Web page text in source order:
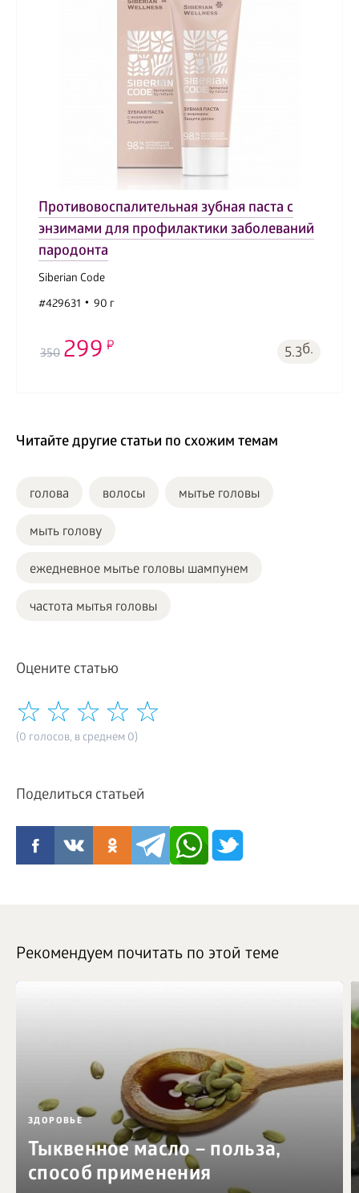
Противовоспалительная зубная паста с
энзимами для профилактики заболеваний
пародонта
Siberian Code
#429631
90 г
350 299 5.3б.
Читайте другие статьи по схожим темам
голова волосы мытье головы
мыть голову
ежедневное мытье головы шампунем
частота мытья головы
Оцените статью
(0 голосов, в среднем 0)
Поделиться статьей
Рекомендуем почитать по этой теме
ЗДОРОВЬЕ
Тыквенное масло – польза,
способ применения